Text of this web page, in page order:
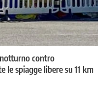
contro
le spiagge libere su 11 km